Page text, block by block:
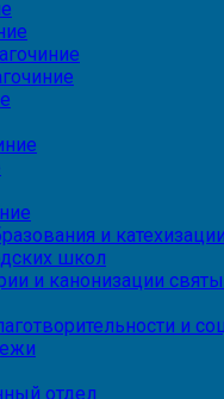
и
школ
и канонизации
и
отдел